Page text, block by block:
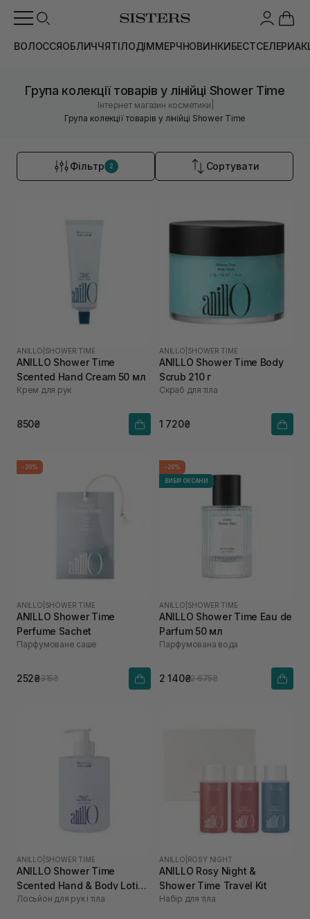
ВОЛОССЯОБЛИЧЧЯТІЛОДІММЕРЧНОВИНКИБЕСТСЕЛЕРИ
Група колекції товарів у лінійці Shower Time
Інтернет магазин косметики
Група колекції товарів у лінійці Shower Time
Фільтр 2 Сортувати
ANILLO SHOWER TIME
ANILLO Shower Time
Scented Hand Cream 50 мл
Крем для рук
850₴
ANILLO SHOWER TIME
ANILLO Shower Time Body
Scrub 210 г
Скраб для тіла
1 720₴
-20%
ANILLO SHOWER TIME
ANILLO Shower Time
Perfume Sachet
Парфумоване саше
252₴315₴
-20%
ВИБІР ОКСАНИ
ANILLO SHOWER TIME
ANILLO Shower Time Eau de
Parfum 50 мл
Парфумована вода
2 140₴2 675₴
ANILLO SHOWER TIME
ANILLO Shower Time
Scented Hand & Body Lotion
450 мл
Лосьйон для рук і тіла
ANILLO ROSY NIGHT
ANILLO Rosy Night &
Shower Time Travel Kit
Набір для тіла